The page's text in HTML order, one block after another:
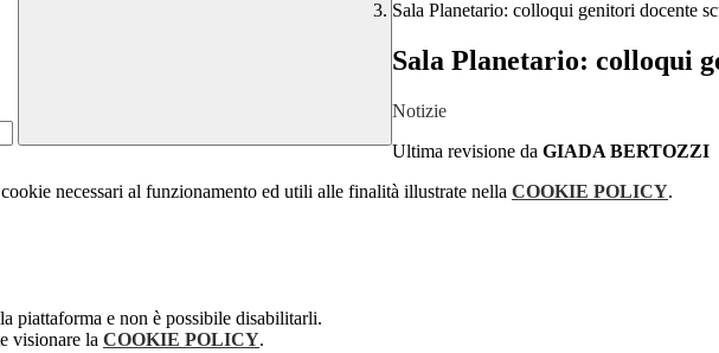
Sala Planetario: colloqui genitori docente
Sala Planetario: colloqui
Notizie
Ultima revisione da GIADA BERTOZZI
necessari al funzionamento ed utili alle finalità illustrate nella COOKIE POLICY.
piattaforma e non è possibile disabilitarli.
visionare la COOKIE POLICY.